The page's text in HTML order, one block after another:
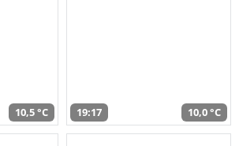
10,5 °C 19:17 10,0 °C